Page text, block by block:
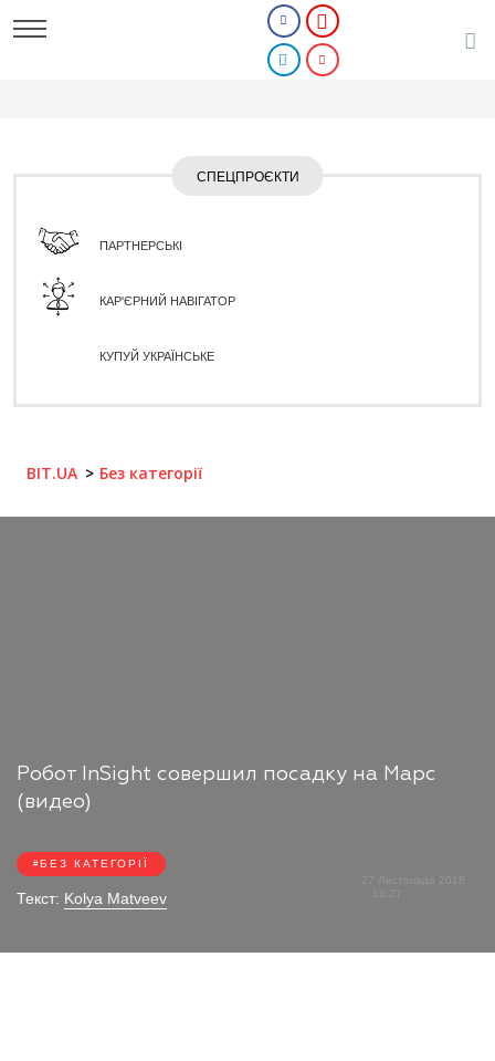
СПЕЦПРОЄКТИ
ПАРТНЕРСЬКІ
КАР'ЄРНИЙ НАВІГАТОР
КУПУЙ УКРАЇНСЬКЕ
BIT.UA Без категорії
Робот InSight совершил посадку на Марс
(видео)
БЕЗ КАТЕГОРІЇ
Текст: Kolya Matveev
27 Листопада 2018
16:27